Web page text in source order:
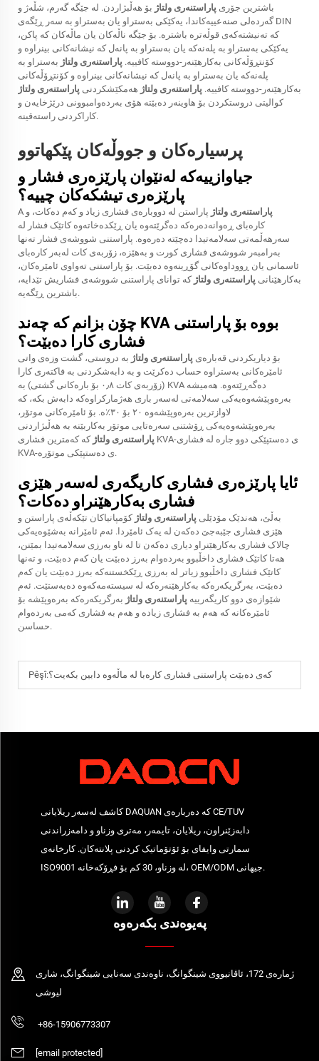
باشترین جۆری پاراستنەری ولتاژ بۆ هەڵبژاردن. لە جێگە گەرم، شڵەژ و
گەردەلی صنەعییەکاندا، یەکێکی بەستراو یان بەستراو بە سەر ڕێگەی DIN
کە تەنیشتەکەی قوڵەترە باشترە. بۆ جێگە ناڵەکان یان ماڵەکان کە پاکن،
یەکێکی بەستراو بە پلەنەکە یان بەستراو بە پانەل کە نیشانەکانی بینراوە و
کۆنتڕۆڵەکانی بەکارھێنەر-دووستە کافییە. پاراستنەری ولتاژ بەستراو بە
پلەنەکە یان بەستراو بە پانەل کە نیشانەکانی بینراوە و کۆنتڕۆڵەکانی
بەکارھێنەر-دووستە کافییە. پاراستنەری ولتاژ هەمکێشکردنی پاراستنەری ولتاژ
کوالیتی دروستکردن بۆ هاوینەر دەبێتە هۆی بەردەوامبوونی درێژخایەن و
کاراکردنی راستەقینە.
پرسیارەکان و جووڵەکان پێکهاتوو
جیاوازییەکە لەنێوان پارێزەری فشار و
پارێزەری تیشکەکان چییە؟
A پاراستنەری ولتاژ پاراستن لە دووبارەی فشاری زیاد و کەم دەکات، و
کارەبای ڕەوانەدەرەکە دەگرێتەوە یان ڕێکدەخاتەوە کاتێک فشار لە
سەرھەڵمەتی سەلامەتیدا دەچێتە دەرەوە. پاراستنی شووشەی فشار تەنها
بەرامبەر شووشەی فشاری کورت و بەهێزە، زۆربەی کات لەبەر کارەبای
ئاسمانی یان ڕووداوەکانی گۆڕینەوە دەبێت. بۆ پاراستنی تەواوی ئامێرەکان،
بەکارهێنانی پاراستنەری ولتاژکە توانای پاراستنی شووشەی فشاریش تێدایە،
باشترین ڕێگەیە.
چۆن بزانم کە چەند KVA بووە بۆ پاراستنی
فشاری کارا دەبێت؟
بۆ دیاریکردنی قەبارەی پاراستنەری ولتاژ بە دروستی، گشت وزەی واتی
ئامێرەکانی بەستراوە حساب دەکرێت و بە دابەشکردنی بە فاکتەری کارا
(زۆربەی کات ٠٫٨ بۆ بارەکانی گشتی) بە KVA دەگەڕێتەوە. هەمیشە
بەرەوپێشەوەیەکی سەلامەتی لەسەر باری هەژمارکراوەکە دابەش بکە، کە
لاوازترین بەرەوپێشەوە ٢٠ بۆ ٣٠٪ە. بۆ ئامێرەکانی موتۆر،
بەرەوپێشەوەیەکی ڕۆشتنی سەرەتایی موتۆر بەکاربێنە بە هەڵبژاردنی
پاراستنەری ولتاژکە کەمترین فشاری KVA-ی دەستپێکی دوو جارە لە فشاری
KVA-ی دەستپێکی موتۆرە.
ئایا پارێزەری فشاری کاریگەری لەسەر هێزی
فشاری بەکارهێنراو دەکات؟
بەڵێ، هەندێک مۆدێلی پاراستنەری ولتاژکۆمپانیاکان تێکەڵەی پاراستن و
هێزی فشاری جێبەجێ دەکەن لە یەک ئامێردا. ئەم ئامێرانە بەشێوەیەکی
چالاک فشاری بەکارهێنراو دیاری دەکەن تا لە ناو بەرزی سەلامەتیدا بمێنن،
هەتا کاتێک فشاری داخڵبوو بەردەوام بەرز دەبێت یان کەم دەبێت، و تەنها
کاتێک فشاری داخڵبوو زیاتر لە بەرزی ڕێکخستنەکە بەرز دەبێت یان کەم
دەبێت، بەرگریکەرەکە بەکارهێنەرەکە لە سیستەمەکەوە دەبەستێت. ئەم
شێوازەی دوو کاریگەرییە پاراستنەری ولتاژ بەرگریکەرەکە بەرەوپێشە بۆ
ئامێرەکانە کە هەم بە فشاری زیادە و هەم بە فشاری کەمی بەردەوام
حساسن.
Pêşî:کەی دەبێت پاراستنی فشاری کارەبا لە ماڵەوە دابین بکەیت؟
کاشف لەسەر ریلايانی DAQUAN کە دەربارەی CE/TUV
دابەزێنراون، ریلايان، تایمەر، مەتری وزناو و دامەزراندنی
سمارتی وایفای بۆ ئۆتۆماتیک کردنی پلانتەکان. کارخانەی
ISO9001 لە وزناو، 30 کم بۆ فڕۆکەخانە، OEM/ODM جیھانی.
پەیوەندی بکەرەوە
ژمارەی 172، ئاڤانیووی شینگوانگ، ناوەندی سەنایی شینگوانگ، شاری
لیوشی
+86-15906773307
[email protected]